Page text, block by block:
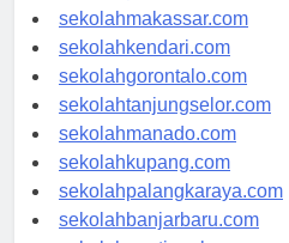
sekolahpalu.com
sekolahmakassar.com
sekolahkendari.com
sekolahgorontalo.com
sekolahtanjungselor.com
sekolahmanado.com
sekolahkupang.com
sekolahpalangkaraya.com